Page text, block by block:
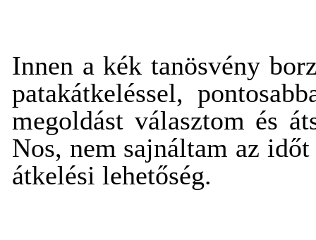
Innen a kék tanösvény
patakátkeléssel,
megoldást választom és
Nos, nem sajnáltam az
átkelési lehetőség.